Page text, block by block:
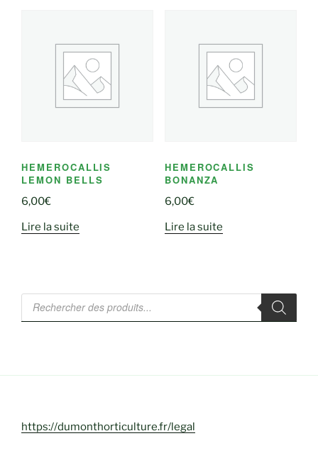
HEMEROCALLIS
LEMON BELLS
6,00€
Lire la suite
HEMEROCALLIS
BONANZA
6,00€
Lire la suite
Recherche
produits
https://dumonthorticulture.fr/legal